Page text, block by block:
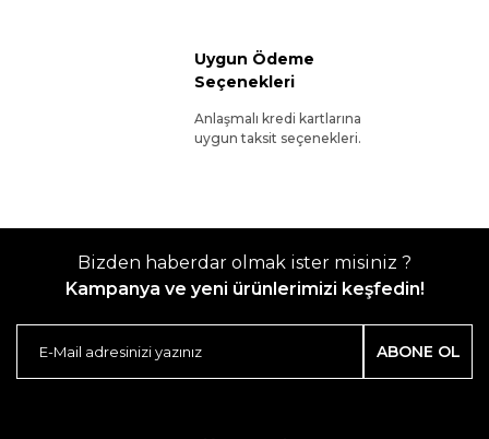
Uygun Ödeme
Seçenekleri
Anlaşmalı kredi kartlarına
uygun taksit seçenekleri.
Bizden haberdar olmak ister misiniz ?
Kampanya ve yeni ürünlerimizi keşfedin!
ABONE OL